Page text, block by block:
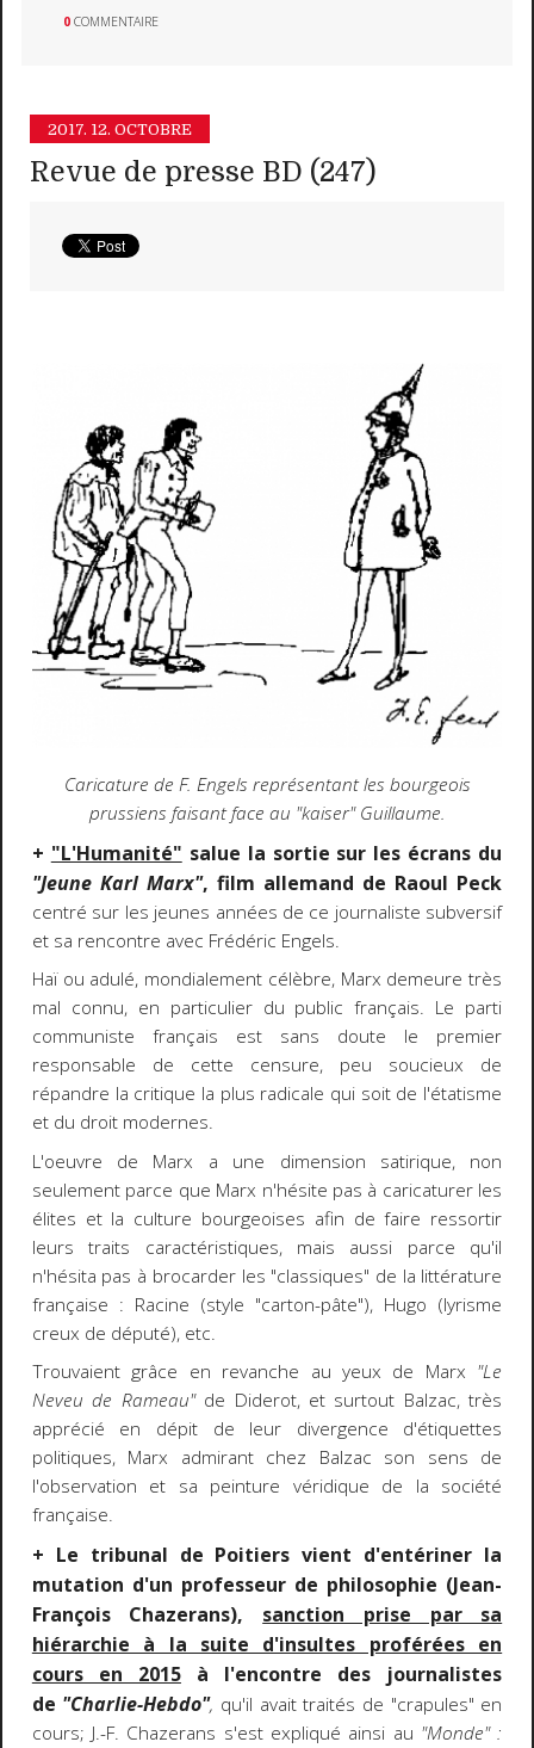
0 COMMENTAIRE
2017. 12. OCTOBRE
Revue de presse BD (247)
Caricature de F. Engels représentant les bourgeois
prussiens faisant face au "kaiser" Guillaume.
+ "L'Humanité" salue la sortie sur les écrans du
"Jeune Karl Marx", film allemand de Raoul Peck
centré sur les jeunes années de ce journaliste subversif
et sa rencontre avec Frédéric Engels.
Haï ou adulé, mondialement célèbre, Marx demeure très
mal connu, en particulier du public français. Le parti
communiste français est sans doute le premier
responsable de cette censure, peu soucieux de
répandre la critique la plus radicale qui soit de l'étatisme
et du droit modernes.
L'oeuvre de Marx a une dimension satirique, non
seulement parce que Marx n'hésite pas à caricaturer les
élites et la culture bourgeoises afin de faire ressortir
leurs traits caractéristiques, mais aussi parce qu'il
n'hésita pas à brocarder les "classiques" de la littérature
française : Racine (style "carton-pâte"), Hugo (lyrisme
creux de député), etc.
Trouvaient grâce en revanche au yeux de Marx "Le
Neveu de Rameau"de Diderot, et surtout Balzac, très
apprécié en dépit de leur divergence d'étiquettes
politiques, Marx admirant chez Balzac son sens de
l'observation et sa peinture véridique de la société
française.
+ Le tribunal de Poitiers vient d'entériner la
mutation d'un professeur de philosophie (Jean-
François Chazerans), sanction prise par sa
hiérarchie à la suite d'insultes proférées en
cours en 2015à l'encontre des journalistes
de "Charlie-Hebdo", qu'il avait traités de "crapules" en
cours; J.-F. Chazerans s'est expliqué ainsi au "Monde" :